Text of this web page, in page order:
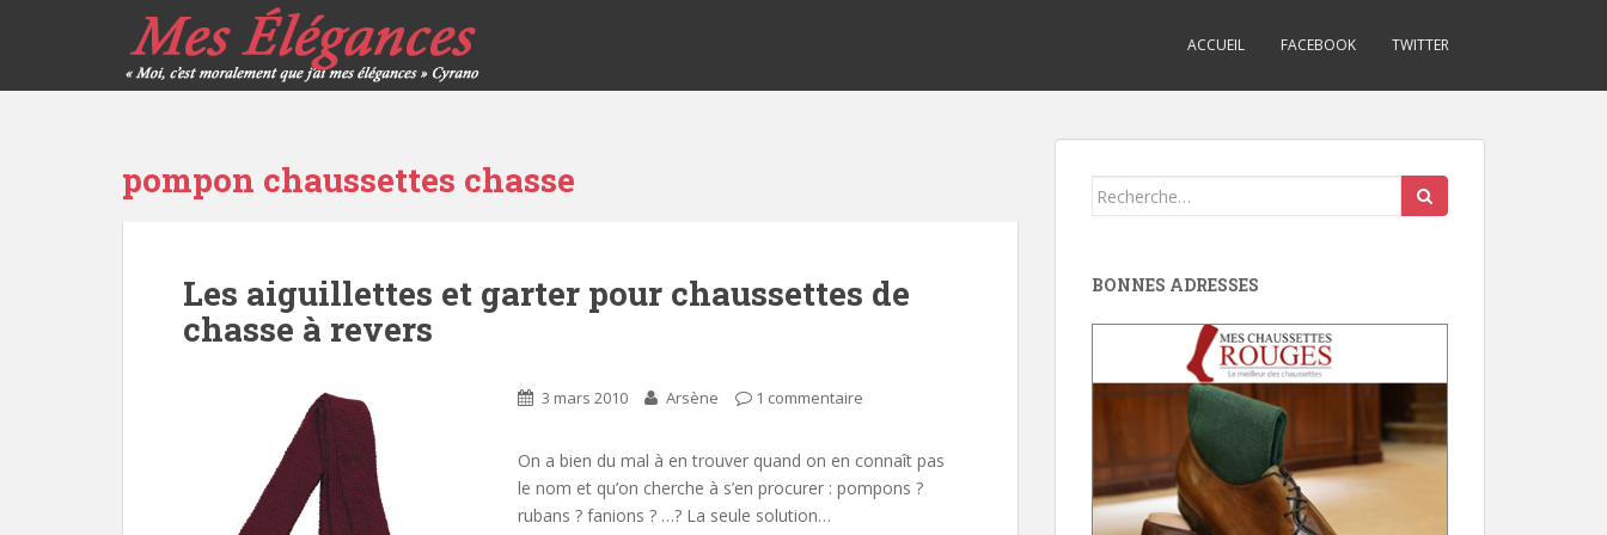
ACCUEIL FACEBOOK TWITTER
pompon chaussettes chasse
Les aiguillettes et garter pour chaussettes de
chasse à revers
3 mars 2010 Arsène 1 commentaire
On a bien du mal à en trouver quand on en connaît pas
le nom et qu’on cherche à s’en procurer : pompons ?
rubans ? fanions ? …? La seule solution…
Search
BONNES ADRESSES